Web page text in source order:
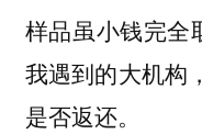
样品虽小钱完全
我遇到的大机构
是否返还。